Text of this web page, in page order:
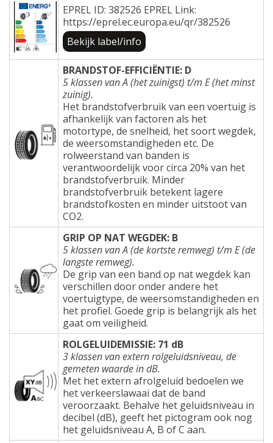
EPREL ID: 382526 EPREL Link:
https://eprel.ec.europa.eu/qr/382526
Bekijk label/info
BRANDSTOF-EFFICIËNTIE: D
5 klassen van A (het zuinigst) t/m E (het minst
zuinig).
Het brandstofverbruik van een voertuig is
afhankelijk van factoren als het
motortype, de snelheid, het soort wegdek,
de weersomstandigheden etc. De
rolweerstand van banden is
verantwoordelijk voor circa 20% van het
brandstofverbruik. Minder
brandstofverbruik betekent lagere
brandstofkosten en minder uitstoot van
CO2.
GRIP OP NAT WEGDEK: B
5 klassen van A (de kortste remweg) t/m E (de
langste remweg).
De grip van een band op nat wegdek kan
verschillen door onder andere het
voertuigtype, de weersomstandigheden en
het profiel. Goede grip is belangrijk als het
gaat om veiligheid.
ROLGELUIDEMISSIE: 71 dB
3 klassen van extern rolgeluidsniveau, de
gemeten waarde in dB.
Met het extern afrolgeluid bedoelen we
het verkeerslawaai dat de band
veroorzaakt. Behalve het geluidsniveau in
decibel (dB), geeft het pictogram ook nog
het geluidsniveau A, B of C aan.